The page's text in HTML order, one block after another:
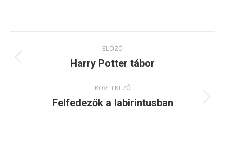
navigation
ELŐZŐ
Previous
Harry Potter tábor
KÖVETKEZŐ
Next
Felfedezők a labirintusban